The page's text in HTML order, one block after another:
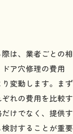
は、業者ごとの相
ア穴修理の費用
変動します。まず
れの費用を比較す
けでなく、提供す
討することが重要